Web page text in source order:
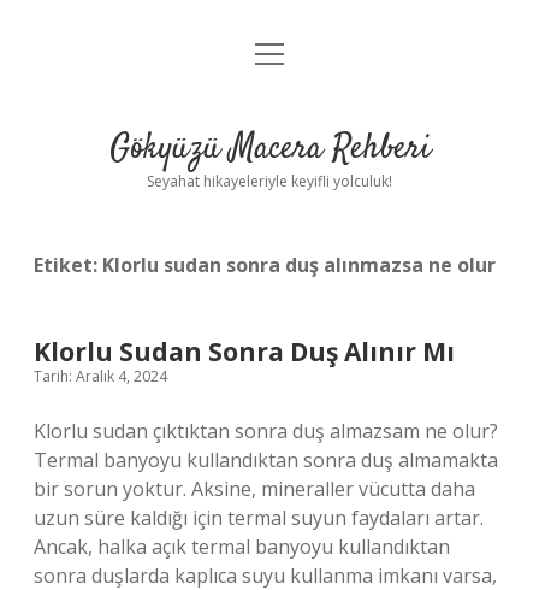
Anasayfa
Yasal Uyarı
menüyü
Gökyüzü Macera Rehberi
Seyahat hikayeleriyle keyifli yolculuk!
Etiket: Klorlu sudan sonra duş alınmazsa ne olur
Klorlu Sudan Sonra Duş Alınır Mı
Tarih: Aralık 4, 2024
Klorlu sudan çıktıktan sonra duş almazsam ne olur?
Termal banyoyu kullandıktan sonra duş almamakta
bir sorun yoktur. Aksine, mineraller vücutta daha
uzun süre kaldığı için termal suyun faydaları artar.
Ancak, halka açık termal banyoyu kullandıktan
sonra duşlarda kaplıca suyu kullanma imkanı varsa,